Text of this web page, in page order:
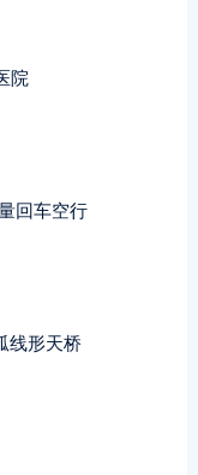
院
回车空行
线形天桥